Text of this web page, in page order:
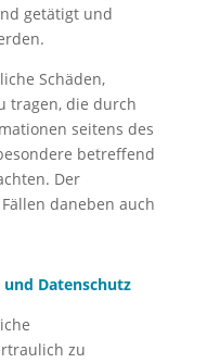
getätigt und
Schäden,
tragen, die durch
seitens des
betreffend
Der
daneben auch
Datenschutz
zu